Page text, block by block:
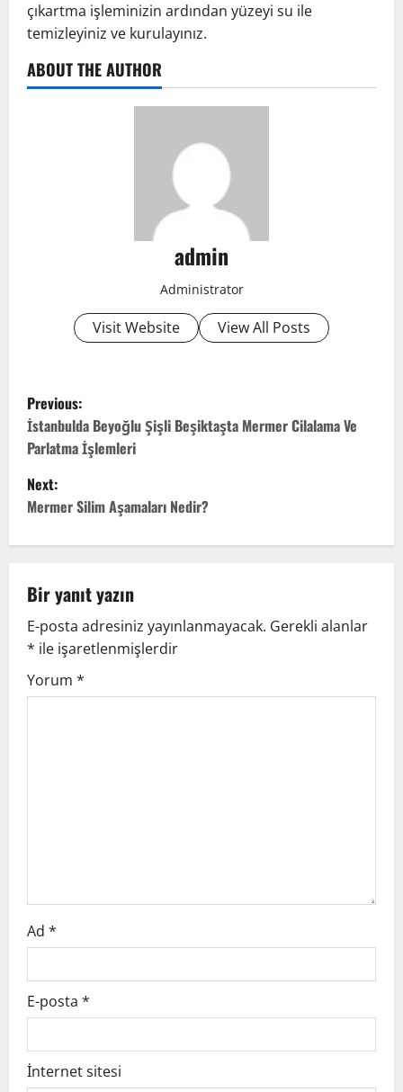
çıkartma işleminizin ardından yüzeyi su ile
temizleyiniz ve kurulayınız.
ABOUT THE AUTHOR
admin
Administrator
Visit Website View All Posts
P
o
s
t
n
a
v
i
g
Previous:
İstanbulda Beyoğlu Şişli Beşiktaşta Mermer Cilalama Ve
Parlatma İşlemleri
Next:
Mermer Silim Aşamaları Nedir?
Bir yanıt yazın
E-posta adresiniz yayınlanmayacak. Gerekli alanlar
* ile işaretlenmişlerdir
Yorum *
Ad *
E-posta *
İnternet sitesi